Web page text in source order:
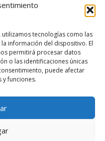
tecnologías como las
información del dispositivo. El
permitirá procesar datos
o las identificaciones únicas
puede afectar
y funciones.